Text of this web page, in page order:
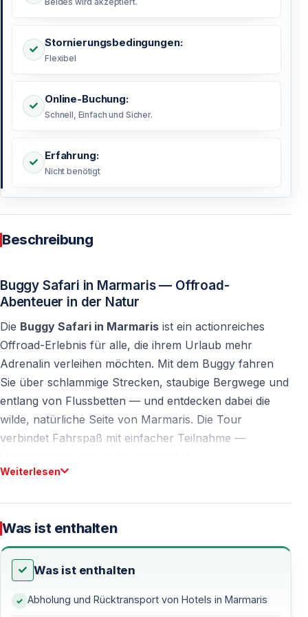
Stornierungsbedingungen:
Flexibel
Online-Buchung:
Schnell, Einfach und Sicher.
Erfahrung:
Nicht benötigt
Beschreibung
Buggy Safari in Marmaris — Offroad-
Abenteuer in der Natur
Die Buggy Safari in Marmaris ist ein actionreiches
Offroad-Erlebnis für alle, die ihrem Urlaub mehr
Adrenalin verleihen möchten. Mit dem Buggy fahren
Sie über schlammige Strecken, staubige Bergwege und
entlang von Flussbetten — und entdecken dabei die
wilde, natürliche Seite von Marmaris. Die Tour
verbindet Fahrspaß mit einfacher Teilnahme —
km von Marmaris entfernt. Speziell angelegte Offroad-
Strecken sorgen für Spannung und Sicherheit
zugleich. Die Tour eignet sich perfekt für Paare,
Freundesgruppen und Familien.
Weiterlesen
Was ist enthalten
Was ist enthalten
Abholung und Rücktransport von Hotels in Marmaris